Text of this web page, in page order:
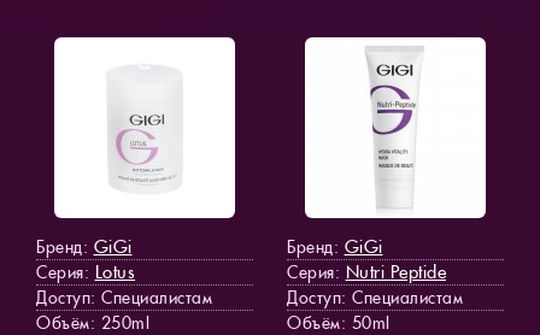
Бренд: GiGi
Серия: Lotus
Доступ: Специалистам
Объём: 250ml
Бренд: GiGi
Серия: Nutri Peptide
Доступ: Специалистам
Объём: 50ml